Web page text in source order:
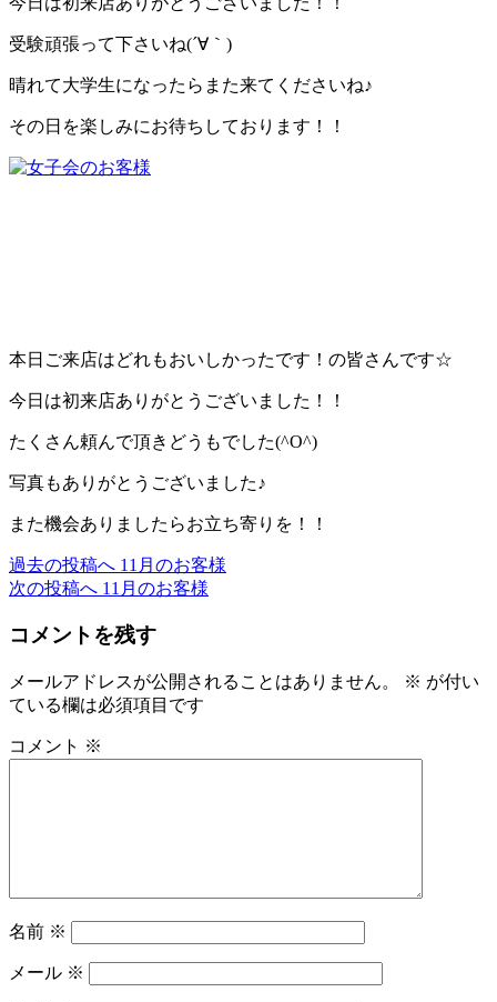
受験頑張って下さいね(´∀｀)
晴れて大学生になったらまた来てくださいね♪
その日を楽しみにお待ちしております！！
本日ご来店はどれもおいしかったです！の皆さんです☆
今日は初来店ありがとうございました！！
たくさん頼んで頂きどうもでした(^O^)
写真もありがとうございました♪
また機会ありましたらお立ち寄りを！！
投
稿
ナ
ビ
ゲ
ー
過去の投稿へ 11月のお客様
次の投稿へ 11月のお客様
コメントを残す
メールアドレスが公開されることはありません。 ※ が付い
ている欄は必須項目です
コメント ※
名前 ※
メール ※